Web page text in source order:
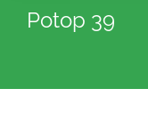
Potop 39